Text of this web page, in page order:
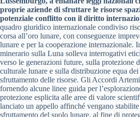
proprie aziende di sfruttare le risorse
potenziale conflitto con il diritto
quadro giuridico internazionale condiviso
corsa all’oro lunare, con conseguenze
lunare e per la cooperazione internazionale.
minerario sulla Luna solleva interrogativi
verso le generazioni future, sulla protezione
culturale lunare e sulla distribuzione equa
sfruttamento delle risorse. Gli Accordi
fornendo alcune linee guida per
protezione esplicita alle aree di valore
lanciato un appello affinché vengano
sfruttamento del suolo lunare, al fine di